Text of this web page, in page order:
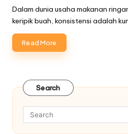
Dalam dunia usaha makanan
keripik buah, konsistensi adalah
Read More
Search